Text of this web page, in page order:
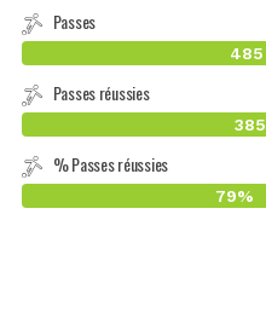
Passes
485
Passes réussies
385
% Passes réussies
79%